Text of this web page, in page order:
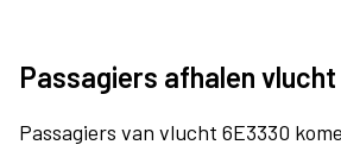
Passagiers afhalen vlucht
Passagiers van vlucht 6E3330